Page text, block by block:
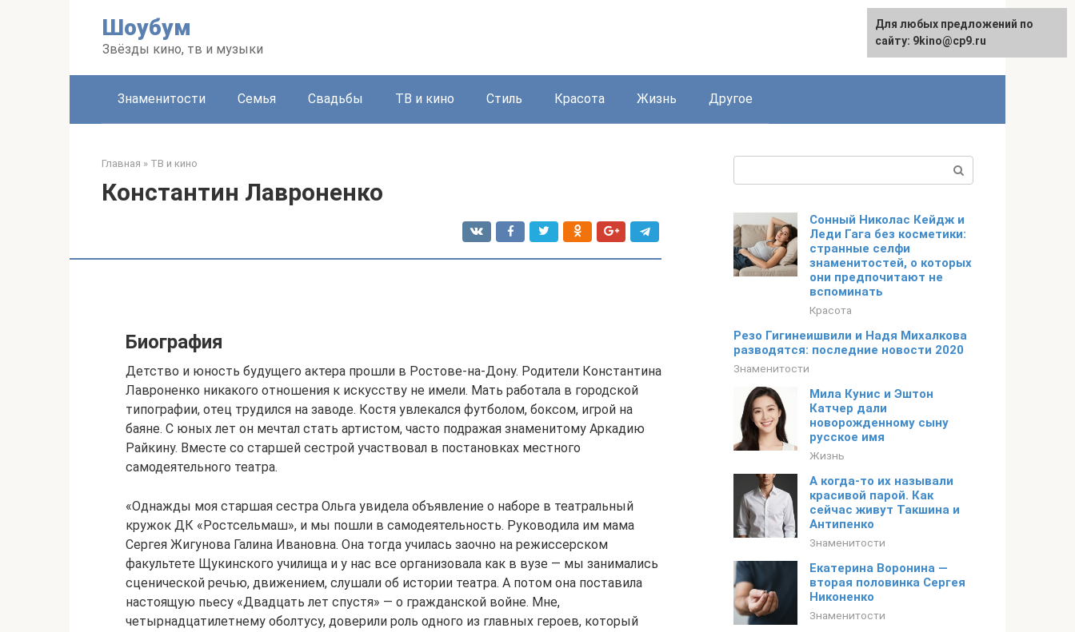
Шоубум
Звёзды кино, тв и музыки
English
Знаменитости Семья Свадьбы ТВ и кино Стиль Красота Жизнь Другое
Главная » ТВ и кино
Константин Лавроненко
Биография
Детство и юность будущего актера прошли в Ростове-на-Дону. Родители Константина
Лавроненко никакого отношения к искусству не имели. Мать работала в городской
типографии, отец трудился на заводе. Костя увлекался футболом, боксом, игрой на
баяне. С юных лет он мечтал стать артистом, часто подражая знаменитому Аркадию
Райкину. Вместе со старшей сестрой участвовал в постановках местного
самодеятельного театра.
«Однажды моя старшая сестра Ольга увидела объявление о наборе в театральный
кружок ДК «Ростсельмаш», и мы пошли в самодеятельность. Руководила им мама
Сергея Жигунова Галина Ивановна. Она тогда училась заочно на режиссерском
факультете Щукинского училища и у нас все организовала как в вузе — мы занимались
сценической речью, движением, слушали об истории театра. А потом она поставила
настоящую пьесу «Двадцать лет спустя» — о гражданской войне. Мне,
четырнадцатилетнему оболтусу, доверили роль одного из главных героев, который
Сонный Николас Кейдж и
Леди Гага без косметики:
странные селфи
знаменитостей, о которых
они предпочитают не
вспоминать
Красота
Резо Гигинеишвили и Надя Михалкова
разводятся: последние новости 2020
Знаменитости
Мила Кунис и Эштон
Катчер дали
новорожденному сыну
русское имя
Жизнь
А когда-то их называли
красивой парой. Как
сейчас живут Такшина и
Антипенко
Знаменитости
Екатерина Воронина —
вторая половинка Сергея
Никоненко
Знаменитости
Для любых предложений по
сайту: 9kino@cp9.ru